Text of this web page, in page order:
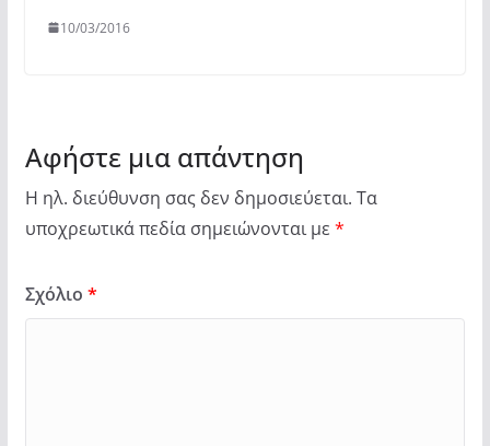
10/03/2016
Αφήστε μια απάντηση
Η ηλ. διεύθυνση σας δεν δημοσιεύεται. Τα
υποχρεωτικά πεδία σημειώνονται με *
Σχόλιο *